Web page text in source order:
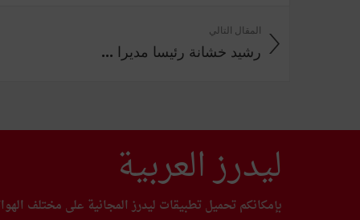
المقال التالي
رشيد خشانة رئيسا مديرا ...
ليدرز العربية
بإمكانكم تحميل تطبيقات ليدرز المجانية على مختلف